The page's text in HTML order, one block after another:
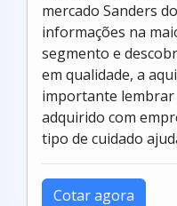
mercado Sanders
informações na
segmento e
em qualidade, a
importante
adquirido com
tipo de cuidado
Cotar agora